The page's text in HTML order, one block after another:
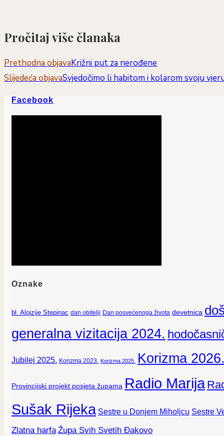
Pročitaj više članaka
Prethodna objavaKrižni put za nerođene
Slijedeća objavaSvjedočimo li habitom i kolarom svoju
Facebook
Oznake
bl. Alojzije Stepinac dan obitelji Dan posvećenoga života devetnica
generalna vizitacija 2024.
Jubilej 2025. Korizma 2023. Korizma 2025. Korizma
Provincijski projekt posjeta župama Radio Marija
Sušak Rijeka Sestre u Donjem Miholjcu Sestre
Zlatna harfa Župa Svih Svetih Đakovo